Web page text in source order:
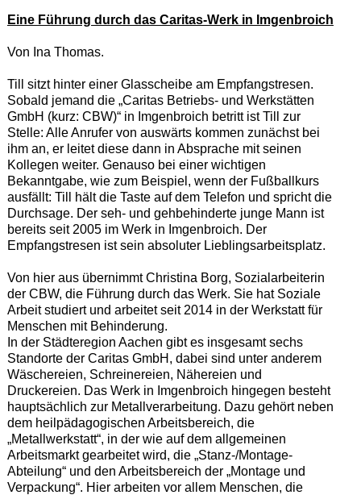
Eine Führung durch das Caritas-Werk in Imgenbroich
Von Ina Thomas.
Till sitzt hinter einer Glasscheibe am Empfangstresen.
Sobald jemand die „Caritas Betriebs- und Werkstätten
GmbH (kurz: CBW)“ in Imgenbroich betritt ist Till zur
Stelle: Alle Anrufer von auswärts kommen zunächst bei
ihm an, er leitet diese dann in Absprache mit seinen
Kollegen weiter. Genauso bei einer wichtigen
Bekanntgabe, wie zum Beispiel, wenn der Fußballkurs
ausfällt: Till hält die Taste auf dem Telefon und spricht die
Durchsage. Der seh- und gehbehinderte junge Mann ist
bereits seit 2005 im Werk in Imgenbroich. Der
Empfangstresen ist sein absoluter Lieblingsarbeitsplatz.
Von hier aus übernimmt Christina Borg, Sozialarbeiterin
der CBW, die Führung durch das Werk. Sie hat Soziale
Arbeit studiert und arbeitet seit 2014 in der Werkstatt für
Menschen mit Behinderung.
In der Städteregion Aachen gibt es insgesamt sechs
Standorte der Caritas GmbH, dabei sind unter anderem
Wäschereien, Schreinereien, Nähereien und
Druckereien. Das Werk in Imgenbroich hingegen besteht
hauptsächlich zur Metallverarbeitung. Dazu gehört neben
dem heilpädagogischen Arbeitsbereich, die
„Metallwerkstatt“, in der wie auf dem allgemeinen
Arbeitsmarkt gearbeitet wird, die „Stanz-/Montage-
Abteilung“ und den Arbeitsbereich der „Montage und
Verpackung“. Hier arbeiten vor allem Menschen, die